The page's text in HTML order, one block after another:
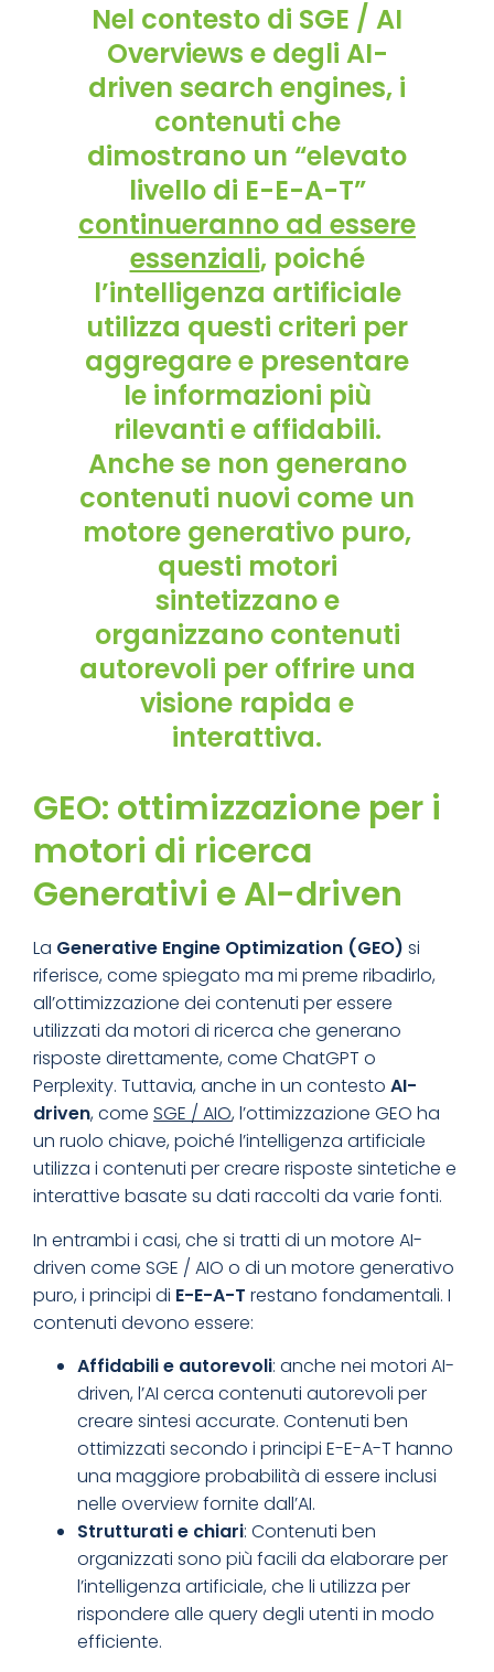
Nel contesto di SGE / AI
Overviews e degli AI-
driven search engines, i
contenuti che
dimostrano un “elevato
livello di E-E-A-T”
continueranno ad essere
essenziali, poiché
l’intelligenza artificiale
utilizza questi criteri per
aggregare e presentare
le informazioni più
rilevanti e affidabili.
Anche se non generano
contenuti nuovi come un
motore generativo puro,
questi motori
sintetizzano e
organizzanocontenuti
autorevoli per offrire una
visione rapida e
interattiva.
GEO: ottimizzazione per i
motori di ricerca
Generativi e AI-driven
La Generative Engine Optimization (GEO) si
riferisce, come spiegato ma mi preme ribadirlo,
all’ottimizzazione dei contenuti per essere
utilizzati da motori di ricerca che generano
risposte direttamente, come ChatGPT o
Perplexity. Tuttavia, anche in un contesto AI-
driven, come SGE / AIO, l’ottimizzazione GEO ha
un ruolo chiave, poiché l’intelligenza artificiale
utilizza i contenuti per creare risposte sintetiche e
interattive basate su dati raccolti da varie fonti.
In entrambi i casi, che si tratti di un motore AI-
driven come SGE / AIO o di un motore generativo
puro, i principi di E-E-A-T restano fondamentali. I
contenuti devono essere:
Affidabili e autorevoli: anche nei motori AI-
driven, l’AI cerca contenuti autorevoli per
creare sintesi accurate. Contenuti ben
ottimizzati secondo i principi E-E-A-T hanno
una maggiore probabilità di essere inclusi
nelle overview fornite dall’AI.
Strutturati e chiari: Contenuti ben
organizzati sono più facili da elaborare per
l’intelligenza artificiale, che li utilizza per
rispondere alle query degli utenti in modo
efficiente.